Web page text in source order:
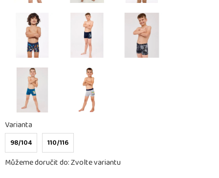
Varianta
98/104 110/116
Můžeme doručit do:Zvolte variantu